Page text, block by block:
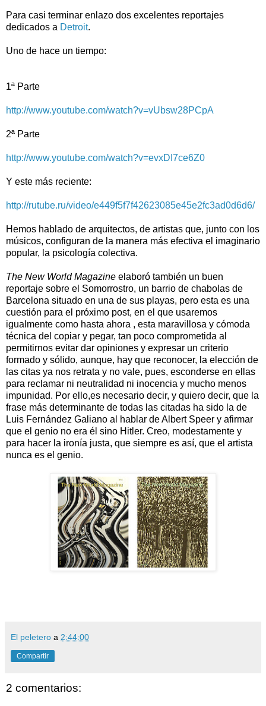
Para casi terminar enlazo dos excelentes reportajes
dedicados a Detroit.
Uno de hace un tiempo:
1ª Parte
http://www.youtube.com/watch?v=vUbsw28PCpA
2ª Parte
http://www.youtube.com/watch?v=evxDI7ce6Z0
Y este más reciente:
http://rutube.ru/video/e449f5f7f42623085e45e2fc3ad0d6d6/
Hemos hablado de arquitectos, de artistas que, junto con los
músicos, configuran de la manera más efectiva el imaginario
popular, la psicología colectiva.
The New World Magazine elaboró ​​también un buen
reportaje sobre el Somorrostro, un barrio de chabolas de
Barcelona situado en una de sus playas, pero esta es una
cuestión para el próximo post, en el que usaremos
igualmente como hasta ahora , esta maravillosa y cómoda
técnica del copiar y pegar, tan poco comprometida al
permitirnos evitar dar opiniones y expresar un criterio
formado y sólido, aunque, hay que reconocer, la elección de
las citas ya nos retrata y no vale, pues, esconderse en ellas
para reclamar ni neutralidad ni inocencia y mucho menos
impunidad. Por ello,es necesario decir, y quiero decir, que la
frase más determinante de todas las citadas ha sido la de
Luis Fernández Galiano al hablar de Albert Speer y afirmar
que el genio no era él sino Hitler. Creo, modestamente y
para hacer la ironía justa, que siempre es así, que el artista
nunca es el genio.
El peletero a 2:44:00
Compartir
2 comentarios: